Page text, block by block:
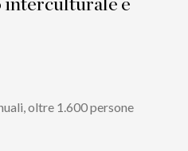
interculturale e
oltre 1.600 persone